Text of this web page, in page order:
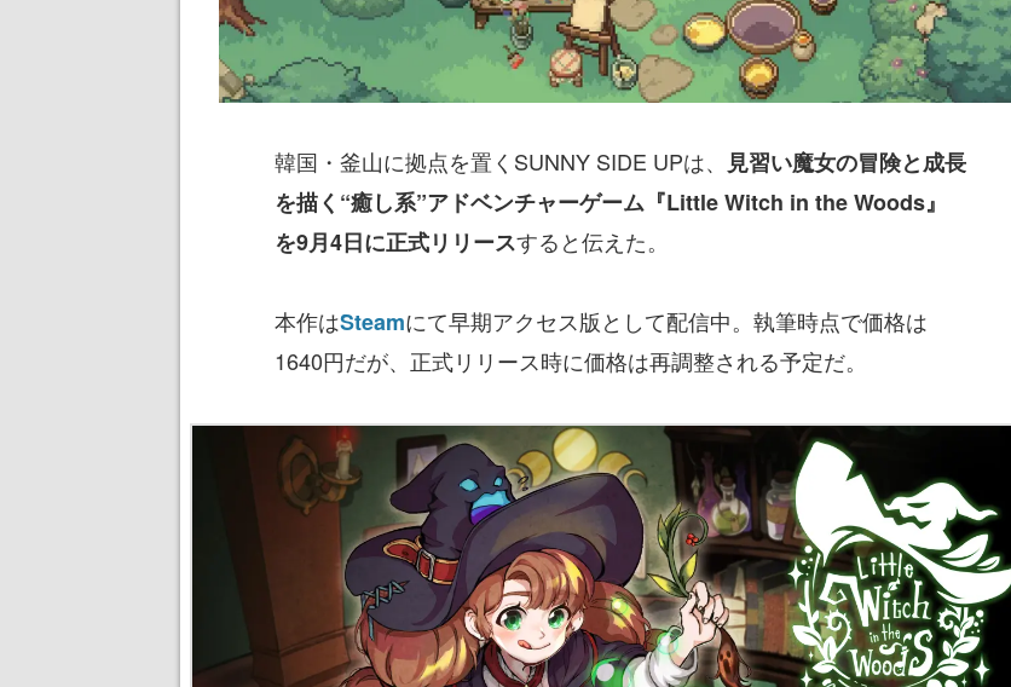
韓国・釜山に拠点を置くSUNNY SIDE UPは、
見習い魔女の冒険と成長
を描く“癒し系”アドベンチャーゲーム『Little Witch in the Woods』
を9月4日に正式リリースすると伝えた。
本作はSteamにて早期アクセス版として配信中。執筆時点で価格は
1640円だが、正式リリース時に価格は再調整される予定だ。